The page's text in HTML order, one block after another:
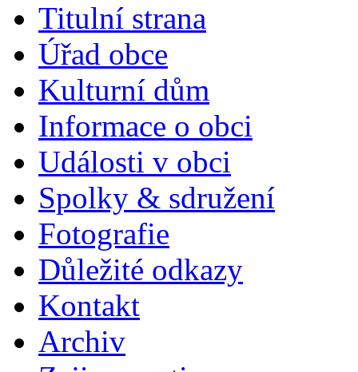
Titulní strana
Úřad obce
Kulturní dům
Informace o obci
Události v obci
Spolky & sdružení
Fotografie
Důležité odkazy
Kontakt
Archiv